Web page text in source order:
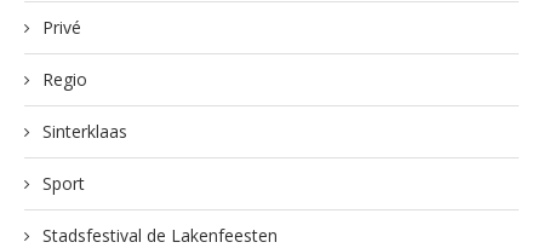
Privé
Regio
Sinterklaas
Sport
Stadsfestival de Lakenfeesten